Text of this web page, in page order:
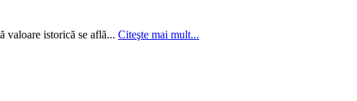
valoare istorică se află... Citeşte mai mult...